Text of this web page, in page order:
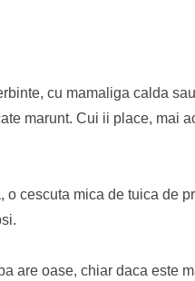
cu mamaliga calda
marunt. Cui ii place, mai
cescuta mica de tuica de
are oase, chiar daca este